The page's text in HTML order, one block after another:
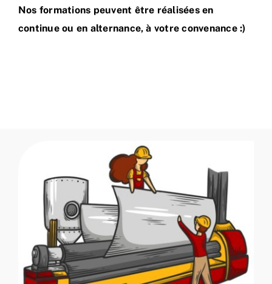
Nos formations peuvent être réalisées en
continue ou en alternance, à votre convenance :)